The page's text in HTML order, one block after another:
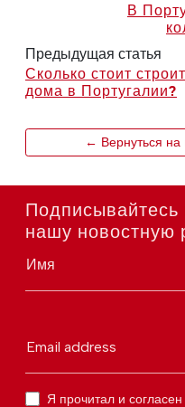
В
Предыдущая статья
Сколько стоит
дома в Португалии?
← Вернуться
Подписывайтесь
нашу новостную
Имя
Email address
Я прочитал и согласен